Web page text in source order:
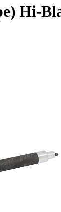
Hi-